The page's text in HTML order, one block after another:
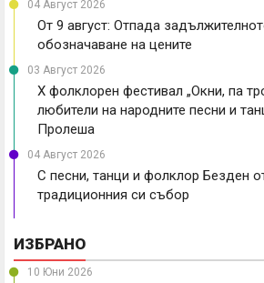
04 Август 2026
От 9 август: Отпада
обозначаване на цените
03 Август 2026
X фолклорен фестивал „Окни, па
любители на народните песни и
Пролеша
04 Август 2026
С песни, танци и фолклор Безден
традиционния си събор
ИЗБРАНО
10 Юни 2026